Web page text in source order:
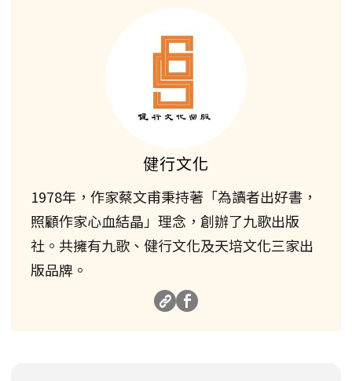
健行文化
1978年，作家蔡文甫秉持著「為讀者出好書，
照顧作家心血結晶」理念，創辦了九歌出版
社。共擁有九歌、健行文化及天培文化三家出
版品牌。